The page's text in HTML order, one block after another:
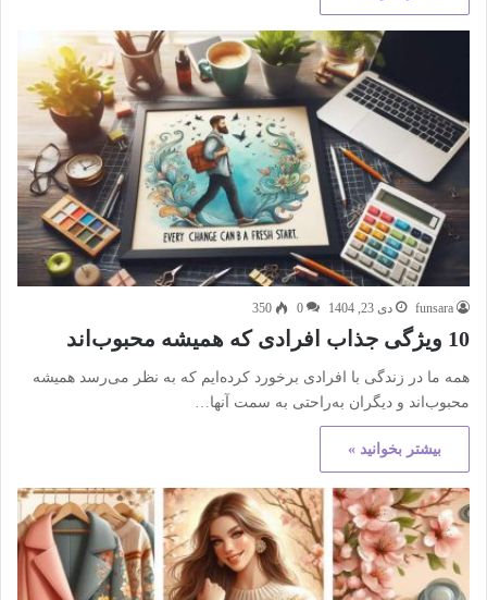
funsara دی 23, 1404 0
350
10 ویژگی جذاب افرادی که همیشه محبوب‌اند
همه ما در زندگی با افرادی برخورد کرده‌ایم که به نظر می‌رسد همیشه
محبوب‌اند و دیگران به‌راحتی به سمت آنها…
بیشتر بخوانید »